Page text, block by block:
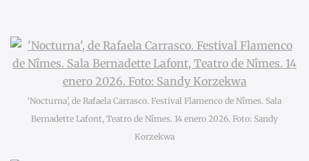
‘Nocturna’, de Rafaela Carrasco. Festival Flamenco de Nîmes. Sala
Bernadette Lafont, Teatro de Nîmes. 14 enero 2026. Foto: Sandy
Korzekwa